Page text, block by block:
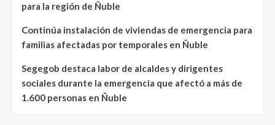
para la región de Ñuble
Continúa instalación de viviendas de emergencia para
familias afectadas por temporales en Ñuble
Segegob destaca labor de alcaldes y dirigentes
sociales durante la emergencia que afectó a más de
1.600 personas en Ñuble